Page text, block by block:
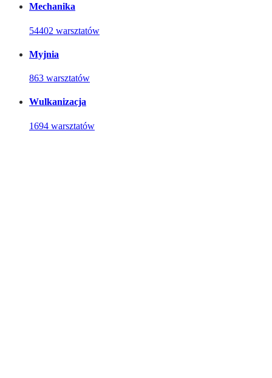
Mechanika
54402 warsztatów
Myjnia
863 warsztatów
Wulkanizacja
1694 warsztatów